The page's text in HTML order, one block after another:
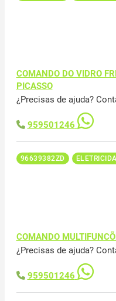
COMANDO DO VIDRO
PICASSO
¿Precisas de ajuda?
959501246
96639382ZD
COMANDO
¿Precisas de ajuda?
959501246